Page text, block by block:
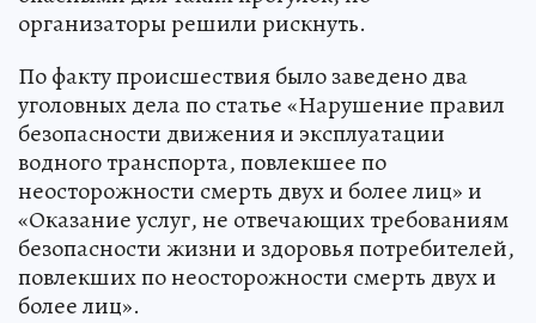
организаторы решили рискнуть.
По факту происшествия было заведено два
уголовных дела по статье «Нарушение правил
безопасности движения и эксплуатации
водного транспорта, повлекшее по
неосторожности смерть двух и более лиц» и
«Оказание услуг, не отвечающих требованиям
безопасности жизни и здоровья потребителей,
повлекших по неосторожности смерть двух и
более лиц».